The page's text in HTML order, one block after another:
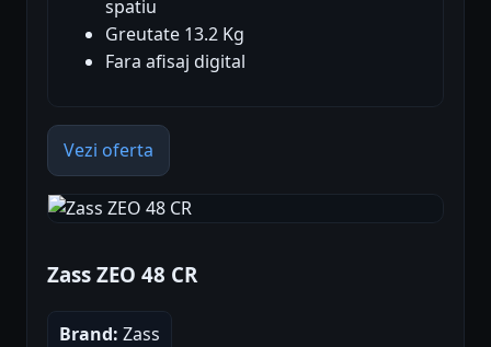
spatiu
Greutate 13.2 Kg
Fara afisaj digital
Vezi oferta
Zass ZEO 48 CR
Brand: Zass